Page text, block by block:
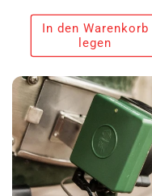
In den Warenkorb
legen